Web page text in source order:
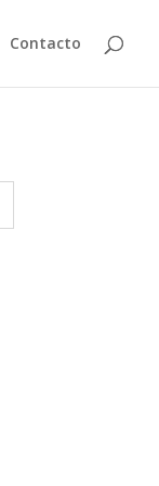
Contacto